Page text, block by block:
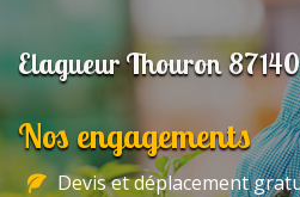
Elagueur Thouron
Nos engagements
Devis et déplacement